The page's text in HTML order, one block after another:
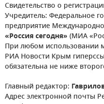
Свидетельство о
Учредитель: Федеральное
предприятие
«Россия сегодня» (МИА
При любом использовании
РИА Новости Крым
обязательна не ниже
Главный редактор:
Адрес электронной почты